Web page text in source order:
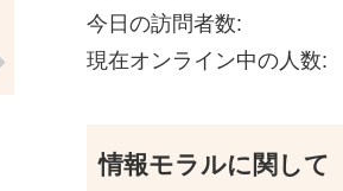
今日の訪問者数:
現在オンライン中の人数:
情報モラルに関して